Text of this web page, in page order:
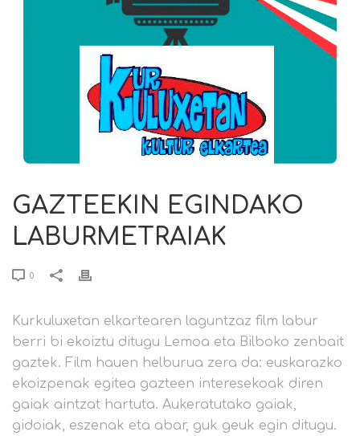
GAZTEEKIN EGINDAKO
LABURMETRAIAK
0
Kurkuluxetan elkartearen laguntzaz film labur
berri bi ekoiztu ditugu Lemoa eta Bilboko zenbait
gaztek. Film hauen helburua zera da: euskarazko
ekoizpenak egitea gazteen interesekoak diren
gaiak aintzat hartuta. Aukeratutako gaiak,
gidoiak, eszenak eta abar, guk geuk egin ditugu.